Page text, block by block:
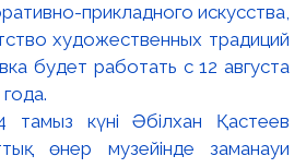
прикладного искусства,
художественных традиций
будет работать с 12 августа